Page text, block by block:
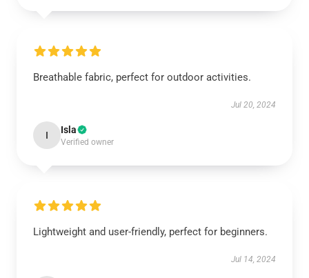
Breathable fabric, perfect for outdoor activities.
Jul 20, 2024
I Isla
Verified owner
Lightweight and user-friendly, perfect for beginners.
Jul 14, 2024